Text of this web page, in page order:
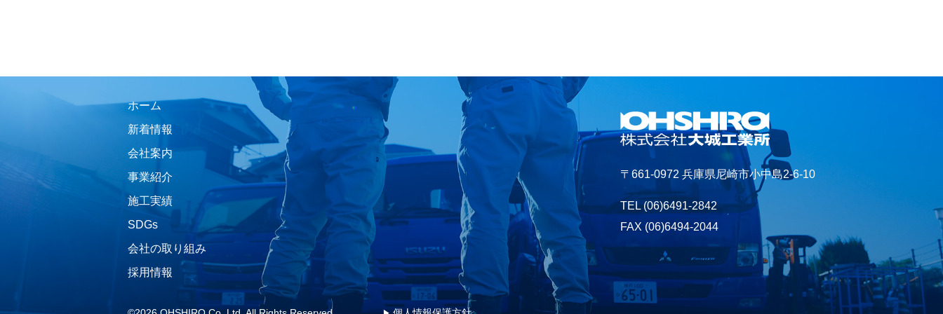
ホーム
新着情報
会社案内
事業紹介
施工実績
SDGs
会社の取り組み
採用情報
〒661-0972 兵庫県尼崎市小中島2-6-10
TEL(06)6491-2842
FAX (06)6494-2044